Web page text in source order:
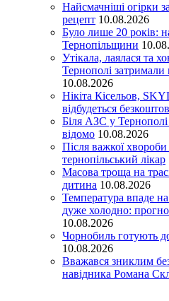
Найсмачніші огірки
рецепт 10.08.2026
Було лише 20 років:
Тернопільщини
Утікала, лаялася та
Тернополі затримали
10.08.2026
Нікіта Кісельов,
відбудеться
Біля АЗС у
відомо 10.08.2026
Після важкої
тернопільський лікар
Масова троща на
дитина 10.08.2026
Температура впаде на
дуже холодно:
10.08.2026
Чорнобиль готують
10.08.2026
Вважався зниклим
навідника Романа